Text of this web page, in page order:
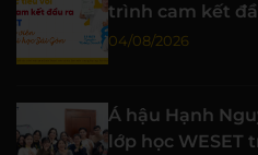
trình cam kết
04/08/2026
Á hậu Hạnh
lớp học WESET